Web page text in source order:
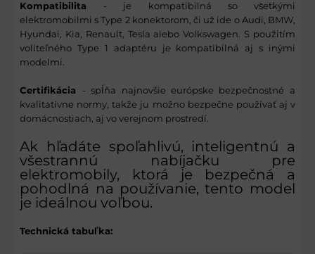
Kompatibilita - je kompatibilná so všetkými
elektromobilmi s Type 2 konektorom, či už ide o Audi, BMW,
Hyundai, Kia, Renault, Tesla alebo Volkswagen. S použitím
voliteľného Type 1 adaptéru je kompatibilná aj s inými
modelmi.
Certifikácia - spĺňa najnovšie európske bezpečnostné a
kvalitatívne normy, takže ju možno bezpečne používať aj v
domácnostiach, aj vo verejnom prostredí.
Ak hľadáte spoľahlivú, inteligentnú a
všestrannú nabíjačku pre
elektromobily, ktorá je bezpečná a
pohodlná na používanie, tento model
je ideálnou voľbou.
Technická tabuľka: